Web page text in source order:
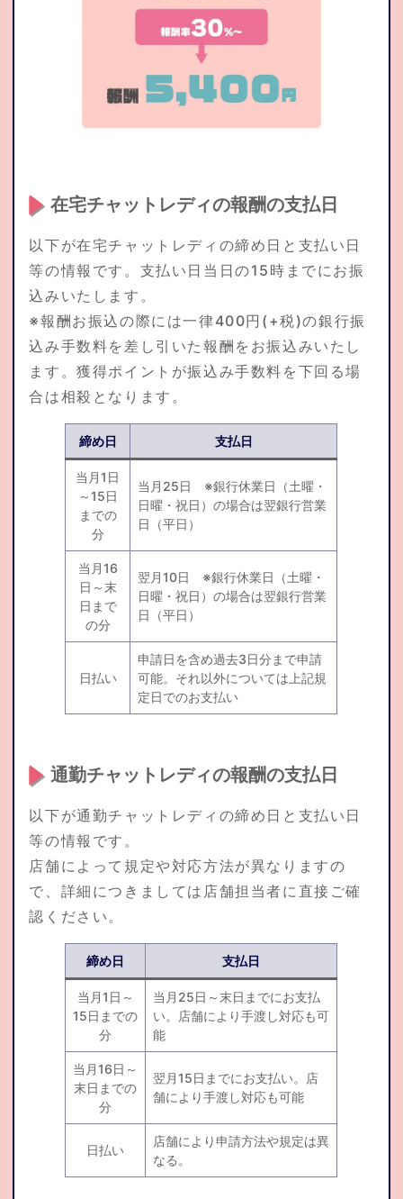
在宅チャットレディの報酬の支払日
以下が在宅チャットレディの締め日と支払い日
等の情報です。支払い日当日の15時までにお振
込みいたします。
※報酬お振込の際には一律400円(+税)の銀行振
込み手数料を差し引いた報酬をお振込みいたし
ます。獲得ポイントが振込み手数料を下回る場
合は相殺となります。
締め日 支払日
当月1日
～15日
までの
分
当月25日 ※銀行休業日（土曜・
日曜・祝日）の場合は翌銀行営業
日（平日）
当月16
日～末
日まで
の分
翌月10日 ※銀行休業日（土曜・
日曜・祝日）の場合は翌銀行営業
日（平日）
日払い
申請日を含め過去3日分まで申請
可能。それ以外については上記規
定日でのお支払い
通勤チャットレディの報酬の支払日
以下が通勤チャットレディの締め日と支払い日
等の情報です。
店舗によって規定や対応方法が異なりますの
で、詳細につきましては店舗担当者に直接ご確
認ください。
締め日 支払日
当月1日～
15日までの
分
当月25日～末日までにお支払
い。店舗により手渡し対応も可
能
当月16日～
末日までの
分
翌月15日までにお支払い。店
舗により手渡し対応も可能
日払い
店舗により申請方法や規定は異
なる。